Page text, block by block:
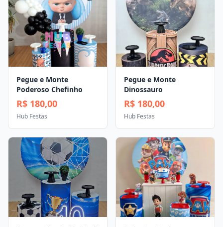
Pegue e Monte
Poderoso Chefinho
R$ 180,00
Hub Festas
Pegue e Monte
Dinossauro
R$ 180,00
Hub Festas